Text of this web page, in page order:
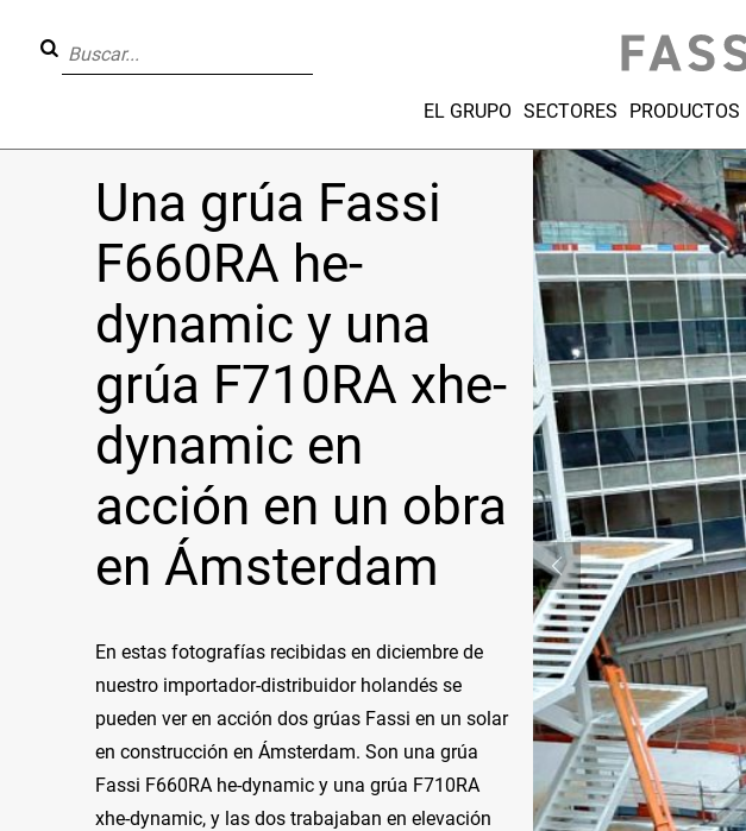
EL GRUPO SECTORES PRODUCTOS
Una grúa Fassi
F660RA he-
dynamic y una
grúa F710RA xhe-
dynamic en
acción en un obra
en Ámsterdam
En estas fotografías recibidas en diciembre de
nuestro importador-distribuidor holandés se
pueden ver en acción dos grúas Fassi en un solar
en construcción en Ámsterdam. Son una grúa
Fassi F660RA he-dynamic y una grúa F710RA
xhe-dynamic, y las dos trabajaban en elevación